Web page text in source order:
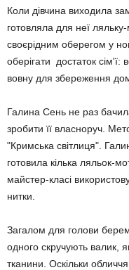
Коли дівчина виходила
готовляла для неї
своєрідним оберегом у
оберігати достаток
вовну для збереження
Галина Сень не раз
зробити її власно­руч.
"Крим­ська світ­лиця".
готовила кілька ляльок-
майс­тер-класі
нитки.
Загалом для голови
одного скручують ва­лик,
тканини. Оскільки